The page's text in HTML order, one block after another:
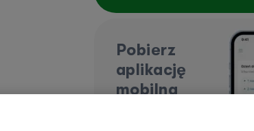
Pobierz
aplikację
mobilną